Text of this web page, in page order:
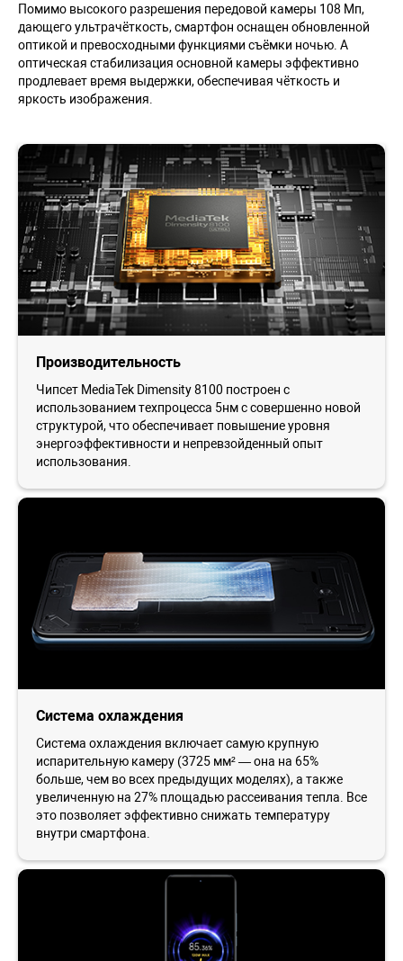
Помимо высокого разрешения передовой камеры 108 Мп,
дающего ультрачёткость, смартфон оснащен обновленной
оптикой и превосходными функциями съёмки ночью. А
оптическая стабилизация основной камеры эффективно
продлевает время выдержки, обеспечивая чёткость и
яркость изображения.
Производительность
Чипсет MediaTek Dimensity 8100 построен с
использованием техпроцесса 5нм с совершенно новой
структурой, что обеспечивает повышение уровня
энергоэффективности и непревзойденный опыт
использования.
Система охлаждения
Система охлаждения включает самую крупную
испарительную камеру (3725 мм² — она на 65%
больше, чем во всех предыдущих моделях), а также
увеличенную на 27% площадью рассеивания тепла. Все
это позволяет эффективно снижать температуру
внутри смартфона.